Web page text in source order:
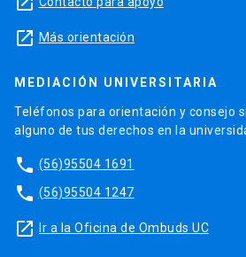
launch Más orientación
MEDIACIÓN UNIVERSITARIA
Teléfonos para orientación y consejo
alguno de tus derechos en la
phone (56)95504 1691
phone (56)95504 1247
launch Ir a la Oficina de Ombuds UC